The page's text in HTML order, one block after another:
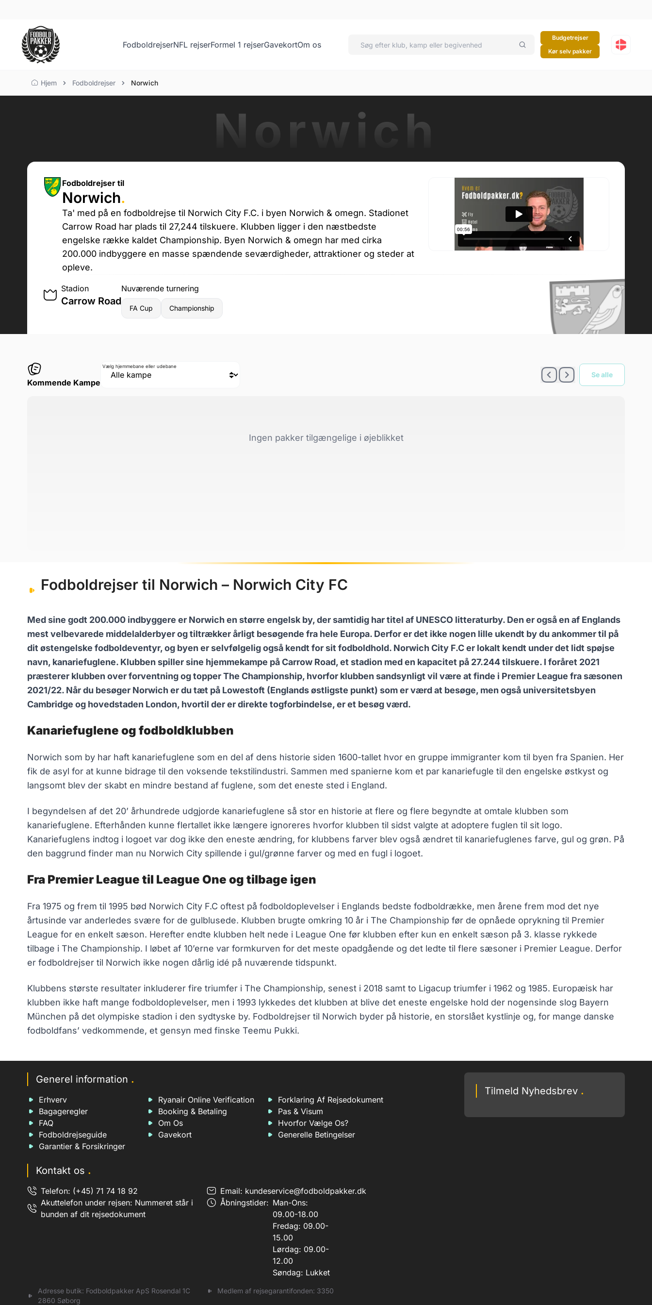
FodboldrejserNFL rejserFormel 1 rejserGavekortOm os
Budgetrejser
Kør selv pakker
Hjem Fodboldrejser Norwich
Norwich
Fodboldrejser til
Norwich.
Ta' med på en fodboldrejse til Norwich City F.C. i byen Norwich & omegn. Stadionet
Carrow Road har plads til 27,244 tilskuere. Klubben ligger i den næstbedste
engelske række kaldet Championship. Byen Norwich & omegn har med cirka
200.000 indbyggere en masse spændende seværdigheder, attraktioner og steder at
opleve.
Stadion
Carrow Road
Nuværende turnering
FA Cup Championship
Kommende Kampe
Vælg hjemmebane eller udebane
Se alle
Ingen pakker tilgængelige i øjeblikket
Fodboldrejser til Norwich – Norwich City FC
Med sine godt 200.000 indbyggere er Norwich en større engelsk by, der samtidig har titel af UNESCO litteraturby. Den er også en af Englands
mest velbevarede middelalderbyer og tiltrækker årligt besøgende fra hele Europa. Derfor er det ikke nogen lille ukendt by du ankommer til på
dit østengelske fodboldeventyr, og byen er selvfølgelig også kendt for sit fodboldhold. Norwich City F.C er lokalt kendt under det lidt spøjse
navn, kanariefuglene. Klubben spiller sine hjemmekampe på Carrow Road, et stadion med en kapacitet på 27.244 tilskuere. I foråret 2021
præsterer klubben over forventning og topper The Championship, hvorfor klubben sandsynligt vil være at finde i Premier League fra sæsonen
2021/22. Når du besøger Norwich er du tæt på Lowestoft (Englands østligste punkt) som er værd at besøge, men også universitetsbyen
Cambridge og hovedstaden London, hvortil der er direkte togforbindelse, er et besøg værd.
Kanariefuglene og fodboldklubben
Norwich som by har haft kanariefuglene som en del af dens historie siden 1600-tallet hvor en gruppe immigranter kom til byen fra Spanien. Her
fik de asyl for at kunne bidrage til den voksende tekstilindustri. Sammen med spanierne kom et par kanariefugle til den engelske østkyst og
langsomt blev der skabt en mindre bestand af fuglene, som det eneste sted i England.
I begyndelsen af det 20’ århundrede udgjorde kanariefuglene så stor en historie at flere og flere begyndte at omtale klubben som
kanariefuglene. Efterhånden kunne flertallet ikke længere ignoreres hvorfor klubben til sidst valgte at adoptere fuglen til sit logo.
Kanariefuglens indtog i logoet var dog ikke den eneste ændring, for klubbens farver blev også ændret til kanariefuglenes farve, gul og grøn. På
den baggrund finder man nu Norwich City spillende i gul/grønne farver og med en fugl i logoet.
Fra Premier League til League One og tilbage igen
Fra 1975 og frem til 1995 bød Norwich City F.C oftest på fodboldoplevelser i Englands bedste fodboldrække, men årene frem mod det nye
årtusinde var anderledes svære for de gulblusede. Klubben brugte omkring 10 år i The Championship før de opnåede oprykning til Premier
League for en enkelt sæson. Herefter endte klubben helt nede i League One før klubben efter kun en enkelt sæson på 3. klasse rykkede
tilbage i The Championship. I løbet af 10’erne var formkurven for det meste opadgående og det ledte til flere sæsoner i Premier League. Derfor
er fodboldrejser til Norwich ikke nogen dårlig idé på nuværende tidspunkt.
Klubbens største resultater inkluderer fire triumfer i The Championship, senest i 2018 samt to Ligacup triumfer i 1962 og 1985. Europæisk har
klubben ikke haft mange fodboldoplevelser, men i 1993 lykkedes det klubben at blive det eneste engelske hold der nogensinde slog Bayern
München på det olympiske stadion i den sydtyske by. Fodboldrejser til Norwich byder på historie, en storslået kystlinje og, for mange danske
fodboldfans’ vedkommende, et gensyn med finske Teemu Pukki.
Generel information .
Erhverv Ryanair Online Verification
Forklaring Af Rejsedokument
Bagageregler
Booking & Betaling
Pas & Visum
FAQ
Om Os
Hvorfor Vælge Os?
Fodboldrejseguide
Gavekort
Generelle Betingelser
Garantier & Forsikringer
Kontakt os .
Telefon: (+45) 71 74 18 92 Email: kundeservice@fodboldpakker.dk
Akuttelefon under rejsen: Nummeret står i
bunden af dit rejsedokument
Åbningstider: Man-Ons:
09.00-18.00
Fredag: 09.00-
15.00
Lørdag: 09.00-
12.00
Søndag: Lukket
Adresse butik: Fodboldpakker ApS Rosendal 1C
2860 Søborg
Medlem af rejsegarantifonden: 3350
Tilmeld Nyhedsbrev .